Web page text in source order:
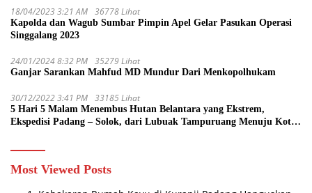
18/04/2023 3:21 AM 36778 Lihat
Kapolda dan Wagub Sumbar Pimpin Apel Gelar Pasukan Operasi
Singgalang 2023
24/01/2024 8:32 PM 35279 Lihat
Ganjar Sarankan Mahfud MD Mundur Dari Menkopolhukam
30/12/2022 3:41 PM 33185 Lihat
5 Hari 5 Malam Menembus Hutan Belantara yang Ekstrem,
Ekspedisi Padang – Solok, dari Lubuak Tampuruang Menuju Koto
Most Viewed Posts